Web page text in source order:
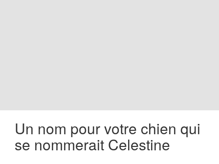
Un nom pour votre chien qui
se nommerait Celestine